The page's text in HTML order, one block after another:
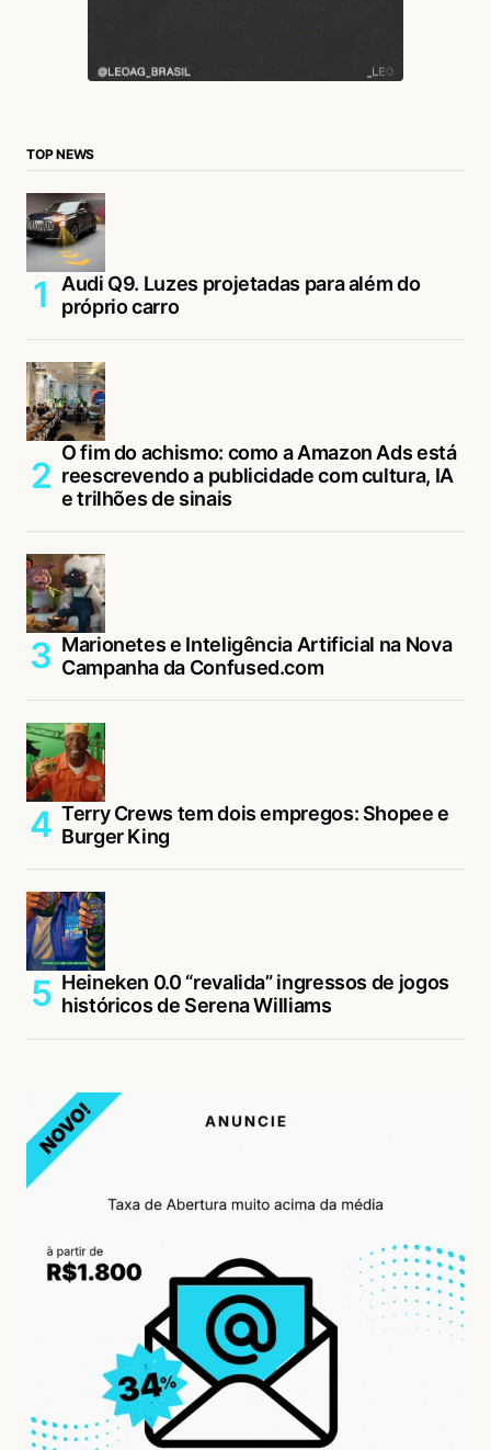
TOP NEWS
Audi Q9. Luzes projetadas para além do
próprio carro
O fim do achismo: como a Amazon Ads está
reescrevendo a publicidade com cultura, IA
e trilhões de sinais
Marionetes e Inteligência Artificial na Nova
Campanha da Confused.com
Terry Crews tem dois empregos: Shopee e
Burger King
Heineken 0.0 “revalida” ingressos de jogos
históricos de Serena Williams